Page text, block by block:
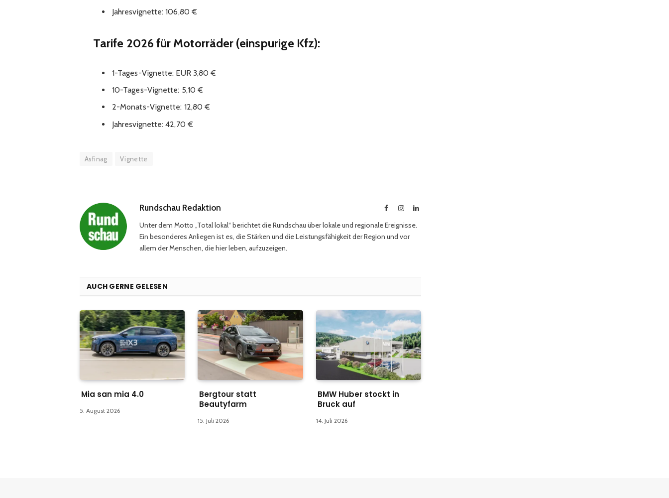
Jahresvignette: 106,80 €
Tarife 2026 für Motorräder (einspurige Kfz):
1-Tages-Vignette: EUR 3,80 €
10-Tages-Vignette: 5,10 €
2-Monats-Vignette: 12,80 €
Jahresvignette: 42,70 €
Asfinag Vignette
Rundschau Redaktion FacebookInstagramLinkedIn
Unter dem Motto „Total lokal“ berichtet die Rundschau über lokale und regionale Ereignisse.
Ein besonderes Anliegen ist es, die Stärken und die Leistungsfähigkeit der Region und vor
allem der Menschen, die hier leben, aufzuzeigen.
AUCH GERNE GELESEN
Mia san mia 4.0
5. August 2026
Bergtour statt
Beautyfarm
15. Juli 2026
BMW Huber stockt in
Bruck auf
14. Juli 2026